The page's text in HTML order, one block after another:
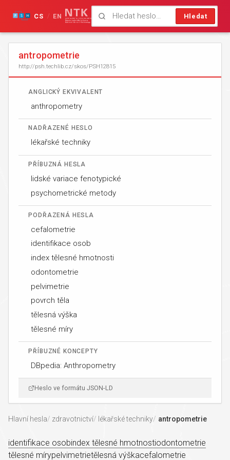
Hledat
CS / EN
antropometrie
http://psh.techlib.cz/skos/PSH12815
ANGLICKÝ EKVIVALENT
anthropometry
NADŘAZENÉ HESLO
lékařské techniky
PŘÍBUZNÁ HESLA
lidské variace fenotypické
psychometrické metody
PODŘAZENÁ HESLA
cefalometrie
identifikace osob
index tělesné hmotnosti
odontometrie
pelvimetrie
povrch těla
tělesná výška
tělesné míry
PŘÍBUZNÉ KONCEPTY
DBpedia: Anthropometry
Heslo ve formátu JSON-LD
Hlavní hesla zdravotnictví lékařské techniky antropometrie
identifikace osobindex tělesné hmotnostiodontometrie
tělesné mírypelvimetrietělesná výškacefalometrie